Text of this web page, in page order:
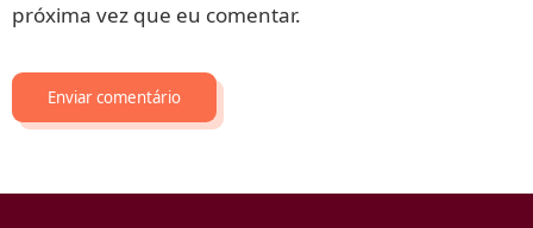
próxima vez que eu comentar.